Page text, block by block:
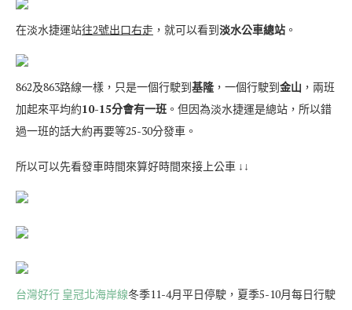
在淡水捷運站往2號出口右走 ，就可以看到淡水公車總站 。
862及863路線一樣，只是一個行駛到基隆，一個行駛到金山 ，兩班
加起來平均約10-15分會有一班 。但因為淡水捷運是總站，所以錯
過一班的話大約再要等25-30分發車。
所以可以先看發車時間來算好時間來接上公車 ↓↓
台灣好行 皇冠北海岸線冬季11-4月平日停駛，夏季5-10月每日行駛